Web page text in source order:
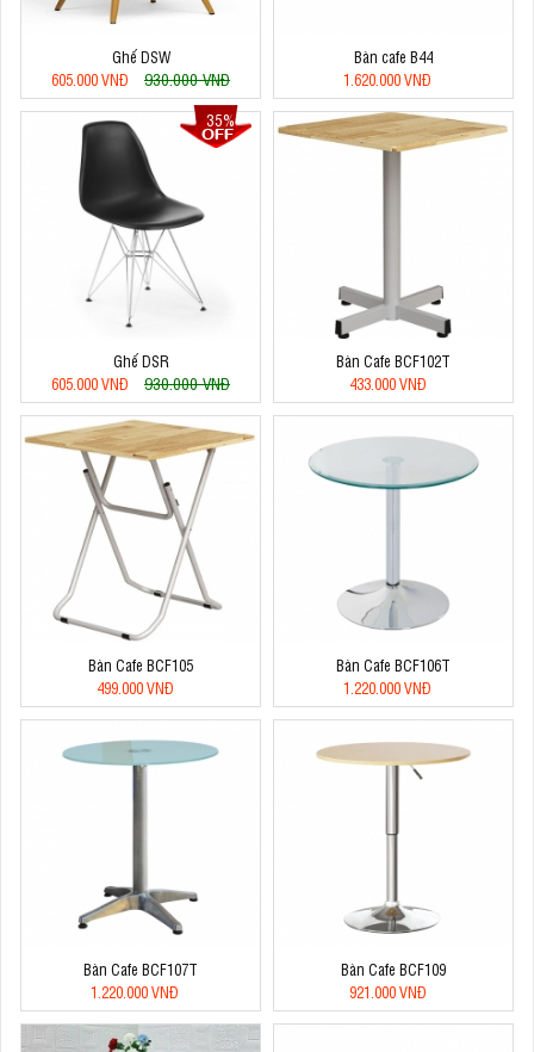
Ghế DSW
605.000 VNĐ
930.000 VNĐ
Bàn cafe B44
1.620.000 VNĐ
35%
Ghế DSR
605.000 VNĐ
930.000 VNĐ
Bàn Cafe BCF102T
433.000 VNĐ
Bàn Cafe BCF105
499.000 VNĐ
Bàn Cafe BCF106T
1.220.000 VNĐ
Bàn Cafe BCF107T
1.220.000 VNĐ
Bàn Cafe BCF109
921.000 VNĐ